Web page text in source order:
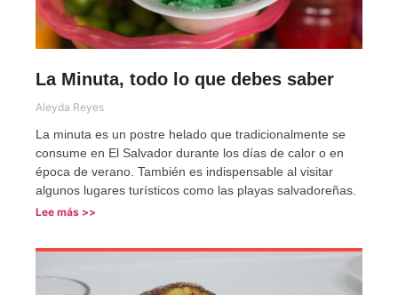
La Minuta, todo lo que debes saber
Aleyda Reyes
La minuta es un postre helado que tradicionalmente se
consume en El Salvador durante los días de calor o en
época de verano. También es indispensable al visitar
algunos lugares turísticos como las playas salvadoreñas.
Lee más >>